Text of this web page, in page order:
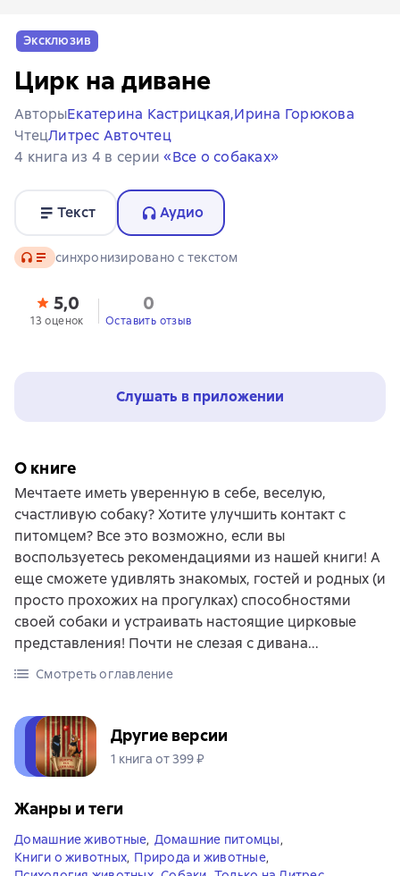
Эксклюзив
Цирк на диване
АвторыЕкатерина Кастрицкая,Ирина Горюкова
ЧтецЛитрес Авточтец
4 книга из 4 в серии«Все о собаках»
Текст Аудио
Аудио синхронизировано с текстом
5,0
13 оценок
0
Оставить отзыв
Слушать в приложении
О книге
Мечтаете иметь уверенную в себе, веселую,
счастливую собаку? Хотите улучшить контакт с
питомцем? Все это возможно, если вы
воспользуетесь рекомендациями из нашей книги! А
еще сможете удивлять знакомых, гостей и родных (и
просто прохожих на прогулках) способностями
своей собаки и устраивать настоящие цирковые
представления! Почти не слезая с дивана...
Смотреть оглавление
Другие версии
1 книга от 399 ₽
Жанры и теги
Домашние животные, Домашние питомцы,
Книги о животных, Природа и животные,